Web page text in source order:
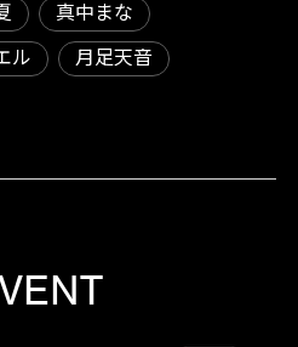
真中まな
ル 月足天音